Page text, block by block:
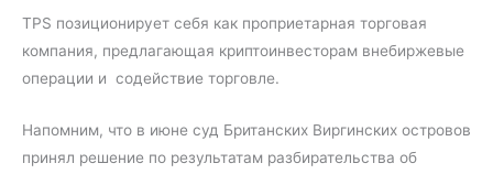
TPS позиционирует себя как проприетарная торговая
компания, предлагающая криптоинвесторам внебиржевые
операции и содействие торговле.
Напомним, что в июне суд Британских Виргинских островов
принял решение по результатам разбирательства об